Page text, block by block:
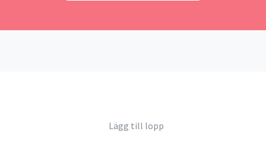
Lägg till lopp